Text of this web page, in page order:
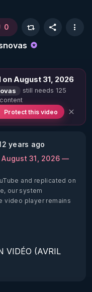
0
August 31, 2026
still needs 125
Protect this video
years ago
31, 2026 —
and replicated on
our system
video player remains
VIDÉO (AVRIL